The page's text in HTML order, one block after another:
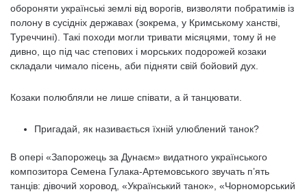
обороняти українські землі від ворогів, визволяти побратимів із
полону в сусідніх державах (зокрема, у Кримському ханстві,
Туреччині). Такі походи могли тривати місяцями, тому й не
дивно, що під час степових і морських подорожей козаки
складали чимало пісень, аби підняти свій бойовий дух.
Козаки полюбляли не лише співати, а й танцювати.
Пригадай, як називається їхній улюблений танок?
В опері «Запорожець за Дунаєм» видатного українського
композитора Семена Гулака-Артемовського звучать п’ять
танців: дівочий хоровод, «Український танок», «Чорноморський